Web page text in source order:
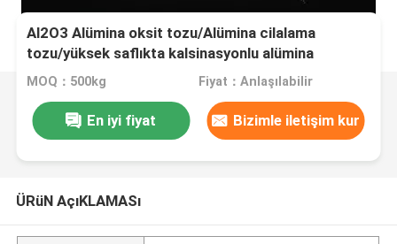
Al2O3 Alümina oksit tozu/Alümina cilalama
tozu/yüksek saflıkta kalsinasyonlu alümina
MOQ：500kg Fiyat：Anlaşılabilir
En iyi fiyat Bizimle iletişim kur
ÜRüN AçıKLAMASı